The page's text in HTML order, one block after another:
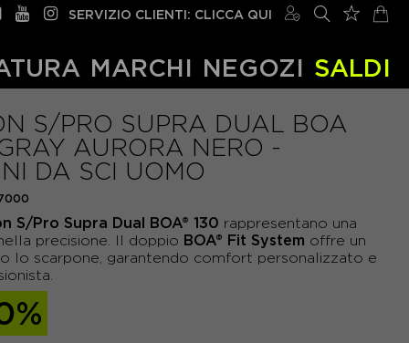
SERVIZIO CLIENTI: CLICCA QUI
MARCHI NEGOZI SALDI
S/PRO SUPRA DUAL BOA
AURORA NERO -
DA SCI UOMO
S/Pro Supra Dual BOA® 130 rappresentano una
precisione. Il doppio BOA® Fit System offre un
lo scarpone, garantendo comfort personalizzato e